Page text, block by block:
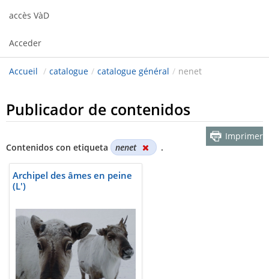
accès VàD
Acceder
Accueil / catalogue / catalogue général / nenet
Publicador de contenidos
Contenidos con etiqueta nenet .
Imprimer
Archipel des âmes en peine
(L')